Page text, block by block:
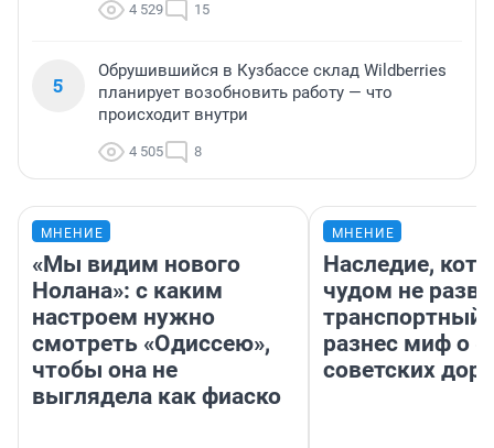
4 529 15
5
Обрушившийся в Кузбассе склад Wildberries
планирует возобновить работу — что
происходит внутри
4 505 8
МНЕНИЕ
«Мы видим нового
Нолана»: с каким
настроем нужно
смотреть «Одиссею»,
чтобы она не
выглядела как фиаско
МНЕНИЕ
Наследие,
чудом не
транспортный
разнес миф о
советских